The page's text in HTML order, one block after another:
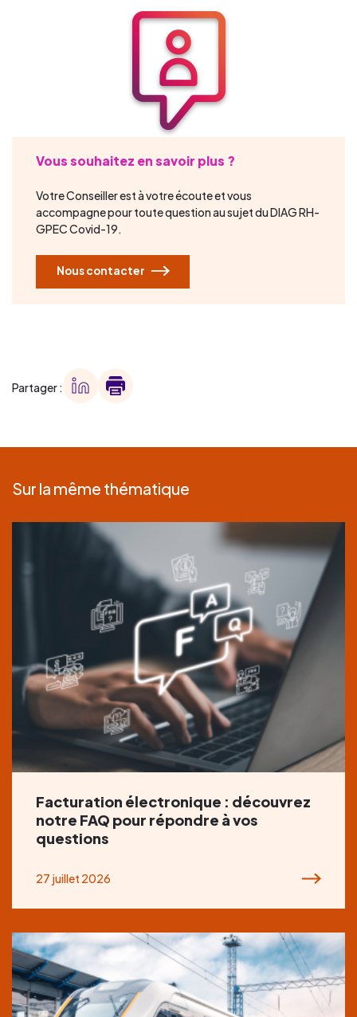
Vous souhaitez en savoir plus ?
Votre Conseiller est à votre écoute et vous
accompagne pour toute question au sujet du DIAG RH-
GPEC Covid-19.
Nous contacter
Partager :
Sur la même thématique
Facturation électronique : découvrez
notre FAQ pour répondre à vos
questions
27 juillet 2026